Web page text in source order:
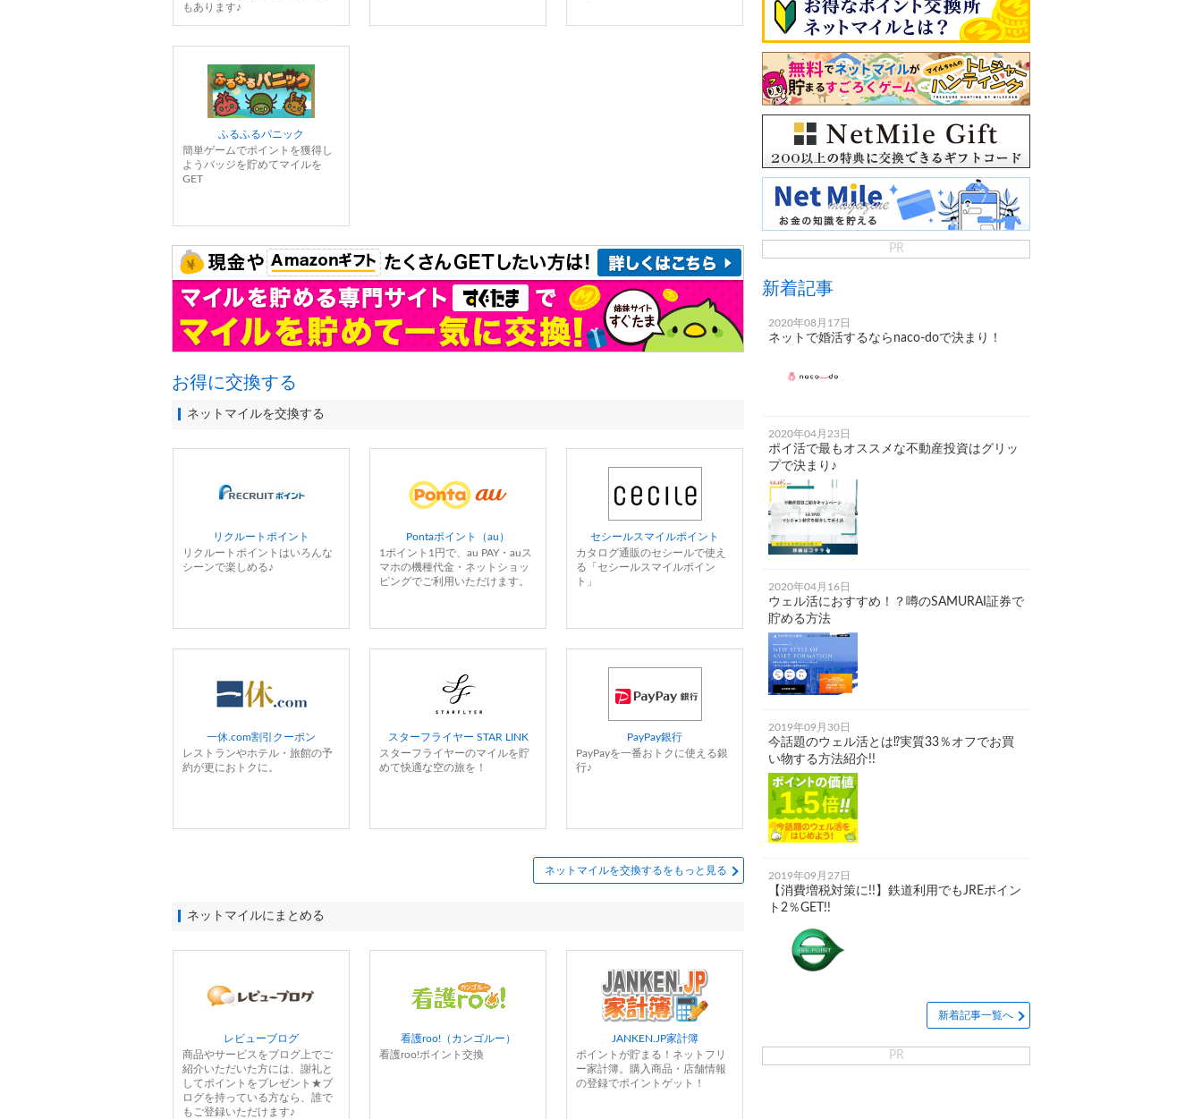
もあります♪
ふるふるパニック
簡単ゲームでポイントを獲得し
ようバッジを貯めてマイルを
GET
お得に交換する
ネットマイルを交換する
リクルートポイント
リクルートポイントはいろんな
シーンで楽しめる♪
Pontaポイント（au）
1ポイント1円で、au PAY・auス
マホの機種代金・ネットショッ
ピングでご利用いただけます。
セシールスマイルポイント
カタログ通販のセシールで使え
る「セシールスマイルポイン
ト」
一休.com割引クーポン
レストランやホテル・旅館の予
約が更におトクに。
スターフライヤー STAR LINK
スターフライヤーのマイルを貯
めて快適な空の旅を！
PayPay銀行
PayPayを一番おトクに使える銀
行♪
ネットマイルを交換するをもっと見る
ネットマイルにまとめる
レビューブログ
商品やサービスをブログ上でご
紹介いただいた方には、謝礼と
してポイントをプレゼント★ブ
ログを持っている方なら、誰で
もご登録いただけます♪
看護roo!（カンゴルー）
看護roo!ポイント交換
JANKEN.JP家計簿
ポイントが貯まる！ネットフリ
ー家計簿。購入商品・店舗情報
の登録でポイントゲット！
PR
新着記事
2020年08月17日
ネットで婚活するならnaco-doで決まり！
2020年04月23日
ポイ活で最もオススメな不動産投資はグリッ
プで決まり♪
2020年04月16日
ウェル活におすすめ！？噂のSAMURAI証券で
貯める方法
2019年09月30日
今話題のウェル活とは⁉実質33％オフでお買
い物する方法紹介!!
2019年09月27日
【消費増税対策に!!】鉄道利用でもJREポイン
ト2％GET!!
新着記事一覧へ
PR